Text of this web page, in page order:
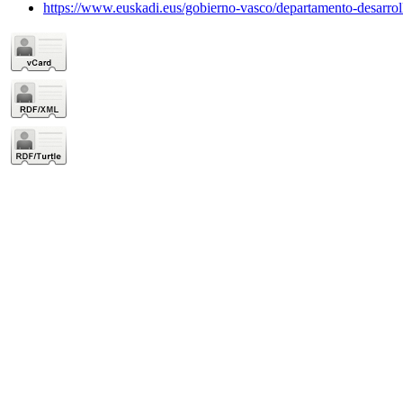
https://www.euskadi.eus/gobierno-vasco/departamento-